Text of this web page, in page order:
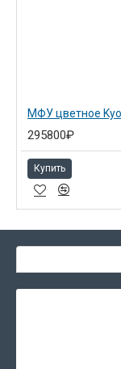
295800₽
Купить